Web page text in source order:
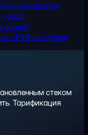
диском
образ
общий
IPv4 на сервер
стеком
Тарификация